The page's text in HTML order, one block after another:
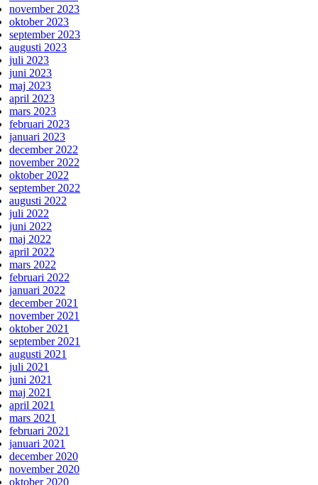
november 2023
oktober 2023
september 2023
augusti 2023
juli 2023
juni 2023
maj 2023
april 2023
mars 2023
februari 2023
januari 2023
december 2022
november 2022
oktober 2022
september 2022
augusti 2022
juli 2022
juni 2022
maj 2022
april 2022
mars 2022
februari 2022
januari 2022
december 2021
november 2021
oktober 2021
september 2021
augusti 2021
juli 2021
juni 2021
maj 2021
april 2021
mars 2021
februari 2021
januari 2021
december 2020
november 2020
oktober 2020